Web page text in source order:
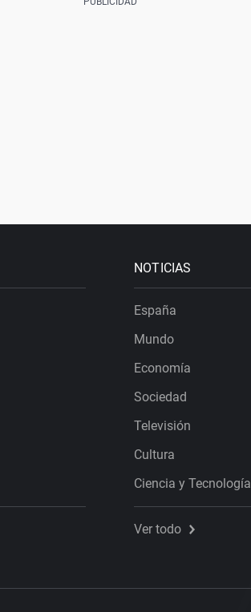
NOTICIAS
España
Mundo
Economía
Sociedad
Televisión
Cultura
Ciencia y Tecnología
Ver todo